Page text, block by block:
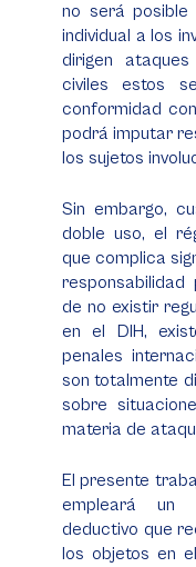
no será posible
individual a los
dirigen
civiles estos
conformidad
podrá imputar
los sujetos
Sin embargo,
doble uso, el
que complica
responsabilidad
de no existir
en el DIH,
penales
son totalmente
sobre
materia de
El presente
empleará un
deductivo que
los objetos en